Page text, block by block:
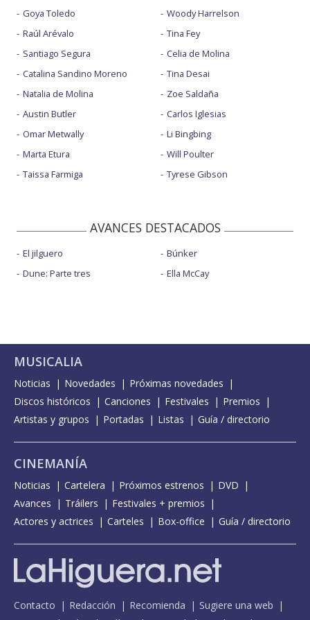
Goya Toledo
Raúl Arévalo
Santiago Segura
Catalina Sandino Moreno
Natalia de Molina
Austin Butler
Omar Metwally
Marta Etura
Taissa Farmiga
Woody Harrelson
Tina Fey
Celia de Molina
Tina Desai
Zoe Saldaña
Carlos Iglesias
Li Bingbing
Will Poulter
Tyrese Gibson
AVANCES DESTACADOS
El jilguero
Dune: Parte tres
Búnker
Ella McCay
MUSICALIA
Noticias Novedades
Próximas novedades
Discos históricos
Canciones Festivales
Premios
Artistas y grupos
Portadas Listas Guía / directorio
CINEMANÍA
Noticias Cartelera Próximos estrenos
DVD
Avances
Tráilers
Festivales + premios
Actores y actrices
Carteles Box-office Guía / directorio
Contacto Redacción Recomienda
Sugiere una web